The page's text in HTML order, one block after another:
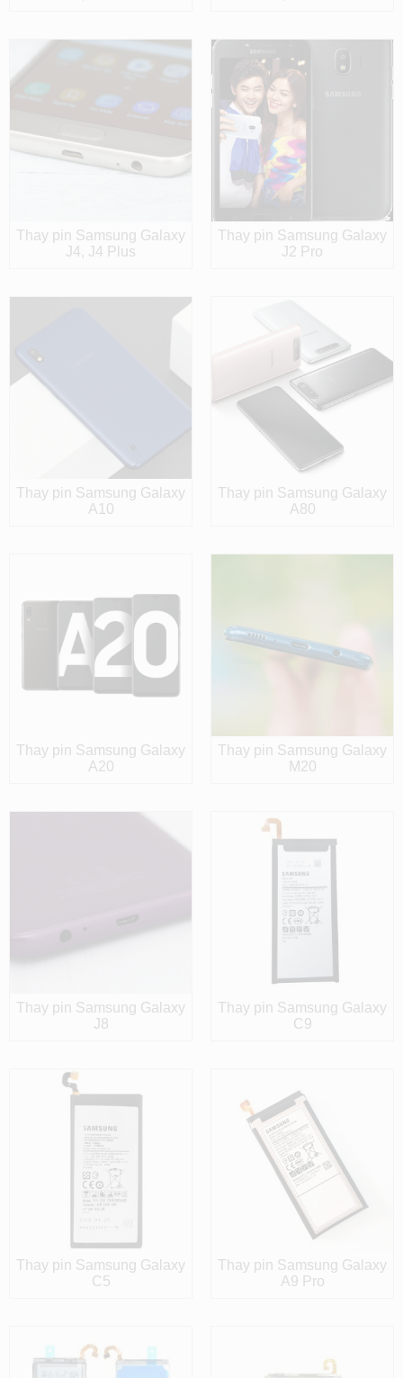
Thay pin Samsung Galaxy
J4, J4 Plus
Thay pin Samsung Galaxy
J2 Pro
Thay pin Samsung Galaxy
A10
Thay pin Samsung Galaxy
A80
Thay pin Samsung Galaxy
A20
Thay pin Samsung Galaxy
M20
Thay pin Samsung Galaxy
J8
Thay pin Samsung Galaxy
C9
Thay pin Samsung Galaxy
C5
Thay pin Samsung Galaxy
A9 Pro